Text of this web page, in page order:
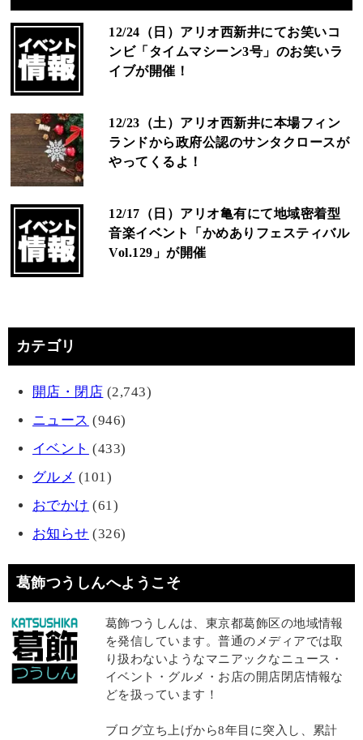
12/24（日）アリオ西新井にてお笑いコ
ンビ「タイムマシーン3号」のお笑いラ
イブが開催！
12/23（土）アリオ西新井に本場フィン
ランドから政府公認のサンタクロースが
やってくるよ！
12/17（日）アリオ亀有にて地域密着型
音楽イベント「かめありフェスティバル
Vol.129」が開催
カテゴリ
開店・閉店 (2,743)
ニュース (946)
イベント (433)
グルメ (101)
おでかけ (61)
お知らせ (326)
葛飾つうしんへようこそ
葛飾つうしんは、東京都葛飾区の地域情報
を発信しています。普通のメディアでは取
り扱わないようなマニアックなニュース・
イベント・グルメ・お店の開店閉店情報な
どを扱っています！
ブログ立ち上げから8年目に突入し、累計